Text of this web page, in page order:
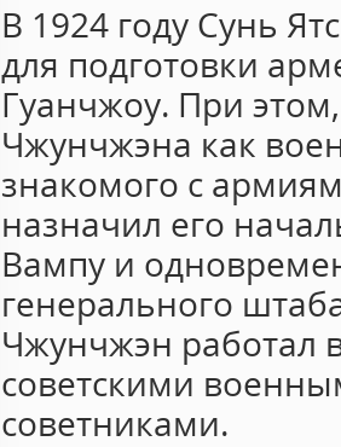
В 1924 году Сунь
для подготовки
Гуанчжоу. При
Чжунчжэна как
знакомого с
назначил его
Вампу и
генерального
Чжунчжэн работал
советскими
советниками.